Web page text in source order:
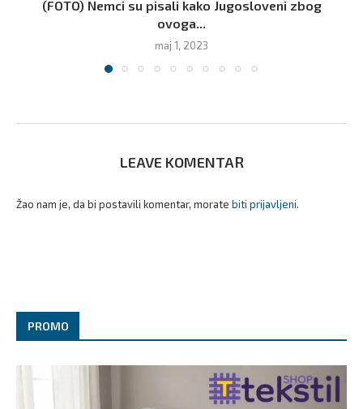
(FOTO) Nemci su pisali kako Jugosloveni zbog
ovoga...
maj 1, 2023
LEAVE KOMENTAR
Žao nam je, da bi postavili komentar, morate biti prijavljeni.
PROMO